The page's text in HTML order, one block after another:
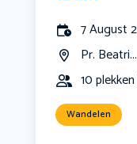
7 August
Pr. Beatri...
10
Wandelen